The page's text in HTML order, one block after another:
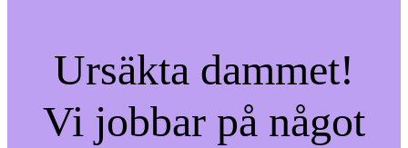
Ursäkta dammet!
Vi jobbar på något